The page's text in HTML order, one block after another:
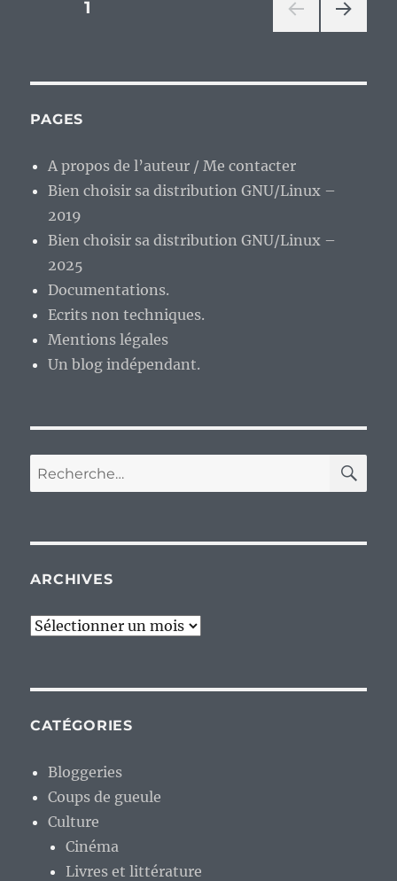
Pagination
publications
PAGE1
ANT
PAGES
A propos de l’auteur / Me contacter
Bien choisir sa distribution GNU/Linux –
2019
Bien choisir sa distribution GNU/Linux –
2025
Documentations.
Ecrits non techniques.
Mentions légales
Un blog indépendant.
Recherche
pour :
ARCHIVES
Archives
CATÉGORIES
Bloggeries
Coups de gueule
Culture
Cinéma
Livres et littérature